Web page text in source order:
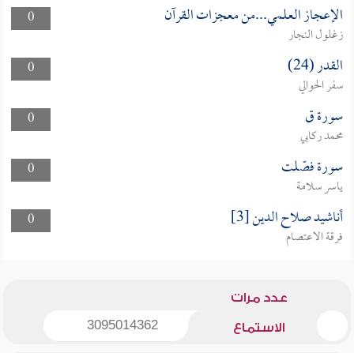
0 الإعجاز العلمي...من معجزات القرآن
زغلول النجار
0
القدر (24)
سفر الحوالي
0
سورة ق
محمد ركابي
0
سورة فصّلت
ياسر سلامة
0
أناشيد صلاح الدين [3]
فرقة الاعتصام
عدد مرات
الاستماع 3095014362